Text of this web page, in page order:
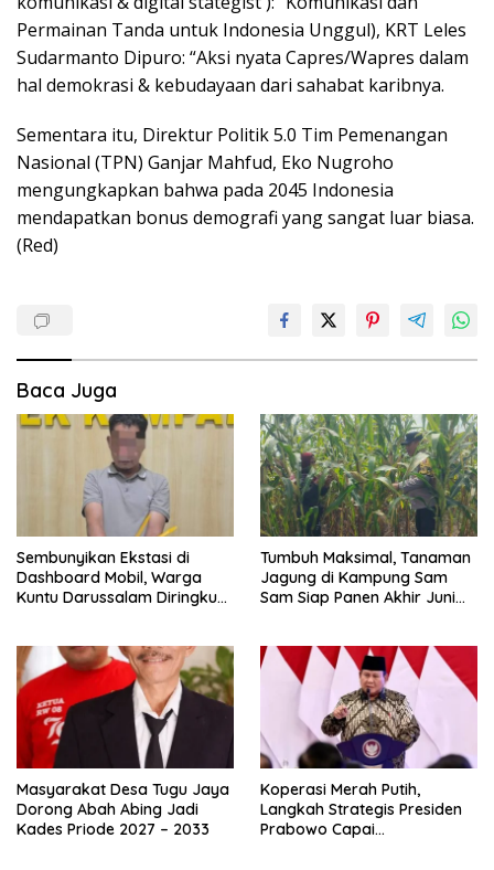
Permainan Tanda untuk Indonesia Unggul), KRT Leles
Sudarmanto Dipuro: “Aksi nyata Capres/Wapres dalam
hal demokrasi & kebudayaan dari sahabat karibnya.
Sementara itu, Direktur Politik 5.0 Tim Pemenangan
Nasional (TPN) Ganjar Mahfud, Eko Nugroho
mengungkapkan bahwa pada 2045 Indonesia
mendapatkan bonus demografi yang sangat luar biasa.
(Red)
Baca Juga
Sembunyikan Ekstasi di
Dashboard Mobil, Warga
Kuntu Darussalam Diringkus
Tumbuh Maksimal, Tanaman
Jagung di Kampung Sam
Sam Siap Panen Akhir Juni
Masyarakat Desa Tugu Jaya
Dorong Abah Abing Jadi
Kades Priode 2027 – 2033
Koperasi Merah Putih,
Langkah Strategis Presiden
Prabowo Capai